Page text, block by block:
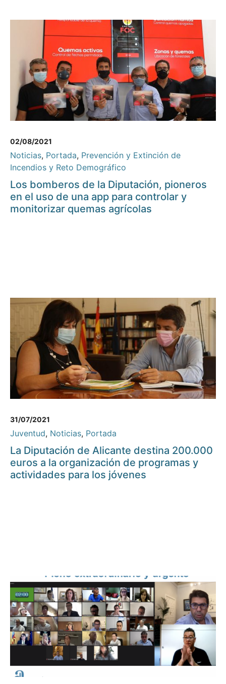
02/08/2021
Noticias, Portada, Prevención y Extinción de
Incendios y Reto Demográfico
Los bomberos de la Diputación, pioneros
en el uso de una app para controlar y
monitorizar quemas agrícolas
31/07/2021
Juventud, Noticias, Portada
La Diputación de Alicante destina 200.000
euros a la organización de programas y
actividades para los jóvenes